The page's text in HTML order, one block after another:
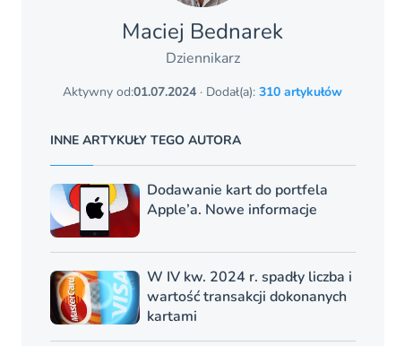
Maciej Bednarek
Dziennikarz
Aktywny od:01.07.2024 · Dodał(a):310 artykułów
INNE ARTYKUŁY TEGO AUTORA
Dodawanie kart do portfela
Apple’a. Nowe informacje
W IV kw. 2024 r. spadły liczba i
wartość transakcji dokonanych
kartami